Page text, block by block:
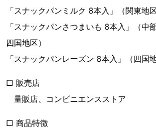
「スナックパンミルク 8本入」（関東地区
「スナックパンさつまいも 8本入」（中
四国地区）
「スナックパンレーズン 8本入」（四国地
□ 販売店
量販店、コンビニエンスストア
□ 商品特徴